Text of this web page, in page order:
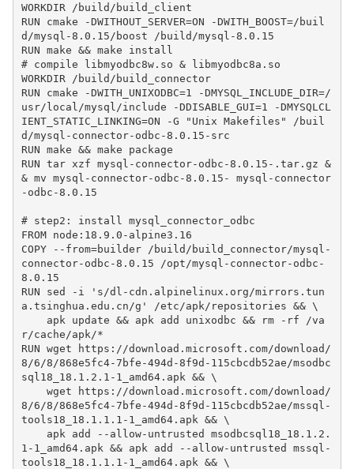
WORKDIR /build/build_client
RUN cmake -DWITHOUT_SERVER=ON -DWITH_BOOST=/buil
d/mysql-8.0.15/boost /build/mysql-8.0.15
RUN make && make install
# compile libmyodbc8w.so & libmyodbc8a.so
WORKDIR /build/build_connector
RUN cmake -DWITH_UNIXODBC=1 -DMYSQL_INCLUDE_DIR=/
usr/local/mysql/include -DDISABLE_GUI=1 -DMYSQLCL
IENT_STATIC_LINKING=ON -G "Unix Makefiles" /buil
d/mysql-connector-odbc-8.0.15-src
RUN make && make package
RUN tar xzf mysql-connector-odbc-8.0.15-.tar.gz &
& mv mysql-connector-odbc-8.0.15- mysql-connector
-odbc-8.0.15
# step2: install mysql_connector_odbc
FROM node:18.9.0-alpine3.16
COPY --from=builder /build/build_connector/mysql-
connector-odbc-8.0.15 /opt/mysql-connector-odbc-
8.0.15
RUN sed -i 's/dl-cdn.alpinelinux.org/mirrors.tun
a.tsinghua.edu.cn/g' /etc/apk/repositories && \
r/cache/apk/*
RUN wget https://download.microsoft.com/download/
8/6/8/868e5fc4-7bfe-494d-8f9d-115cbcdb52ae/msodbc
sql18_18.1.2.1-1_amd64.apk && \
8/6/8/868e5fc4-7bfe-494d-8f9d-115cbcdb52ae/mssql-
tools18_18.1.1.1-1_amd64.apk && \
1-1_amd64.apk && apk add --allow-untrusted mssql-
tools18_18.1.1.1-1_amd64.apk && \